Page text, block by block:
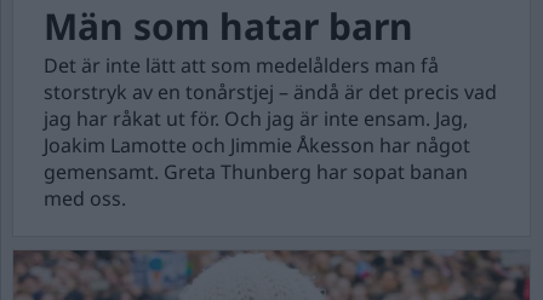
Män som hatar barn
Det är inte lätt att som medelålders man få
storstryk av en tonårstjej – ändå är det precis vad
jag har råkat ut för. Och jag är inte ensam. Jag,
Joakim Lamotte och Jimmie Åkesson har något
gemensamt. Greta Thunberg har sopat banan
med oss.